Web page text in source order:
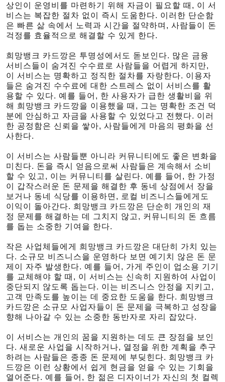
상인이 운영비를 마련하기 위해 자금이 필요할 때, 이 서
비스는 복잡한 절차 없이 즉시 도움한다. 이러한 단순함
은 빠른 삶 속에서 노력과 시간을 절약하며, 사람들이 돈
걱정를 효율적으로 해결할 수 있게 한다.
희망뱅크 카드깡은 투명성에서도 돋보인다. 많은 금융
서비스들이 숨겨진 수수료로 사람들을 어렵게 하지만,
이 서비스는 명확하고 정직한 절차를 자랑한다. 이용자
들은 숨겨진 수수료에 대한 스트레스 없이 서비스를 활
용할 수 있다. 예를 들어, 한 사용자가 급한 생활비을 위
해 희망뱅크 카드깡을 이용했을 때, 그는 명확한 조건 덕
분에 안심하고 자금을 사용할 수 있었다고 전했다. 이러
한 공정함은 신뢰을 쌓아, 사람들에게 마음의 평화을 선
사한다.
이 서비스는 사람들뿐 아니라 커뮤니티에도 좋은 변화을
미친다. 돈을 즉시 얻음으로써 사람들은 계속해서 소비
할 수 있고, 이는 커뮤니티를 살린다. 예를 들어, 한 가정
이 갑작스러운 돈 문제을 해결한 후 동네 상점에서 장을
보거나 동네 식당를 이용하면, 로컬 비즈니스들에게도
이익이 돌아간다. 희망뱅크 카드깡은 단순히 개인의 재
정 문제를 해결하는 데 그치지 않고, 커뮤니티의 돈 흐름
를 돕는 소중한 기여을 한다.
작은 사업체들에게 희망뱅크 카드깡은 대단히 가치 있는
다. 소규모 비즈니스을 운영하다 보면 예기치 않은 돈 문
제이 자주 발생한다. 예를 들어, 가게 주인이 업소용 기기
를 교체해야 할 때, 이 서비스는 신속히 지원하여 사업이
중단되지 않도록 돕는다. 이는 비즈니스 안정을 지키고,
고객 만족도를 높이는 데 중요한 도움을 한다. 희망뱅크
카드깡은 소규모 사업자들이 돈 문제을 극복하고 성장을
향해 나아갈 수 있는 소중한 동반자로 자리 잡았다.
이 서비스는 개인의 꿈을 지원하는 데도 큰 장점을 보인
다. 새로운 사업을 시작하거나, 열정을 위한 계획을 추구
하려는 사람들은 종종 돈 문제에 부딪힌다. 희망뱅크 카
드깡은 이런 상황에서 쉽게 현금을 얻을 수 있는 기회을
열어준다. 예를 들어, 한 젊은 디자이너가 자신의 첫 컬렉